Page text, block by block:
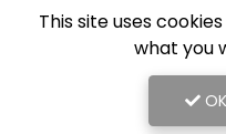
This site uses
what you